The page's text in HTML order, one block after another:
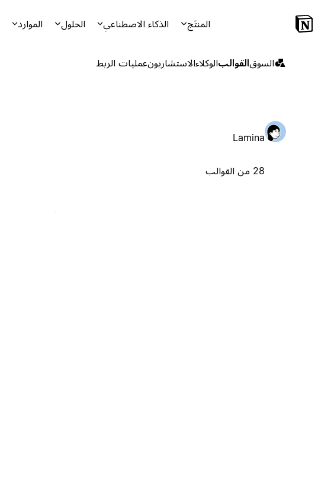
المنتَج الذكاء الاصطناعي الحلول الموارد
السوقالقوالبالوكلاءالاستشاريونعمليات الربط
Lamina
28 من القوالب